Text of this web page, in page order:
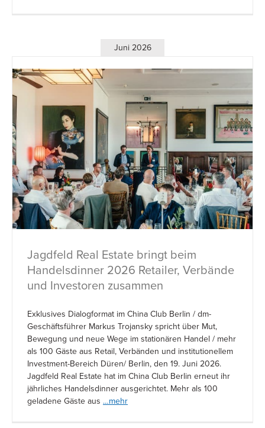
Juni 2026
Jagdfeld Real Estate bringt beim
Handelsdinner 2026 Retailer, Verbände
und Investoren zusammen
Exklusives Dialogformat im China Club Berlin / dm-
Geschäftsführer Markus Trojansky spricht über Mut,
Bewegung und neue Wege im stationären Handel / mehr
als 100 Gäste aus Retail, Verbänden und institutionellem
Investment-Bereich Düren/ Berlin, den 19. Juni 2026.
Jagdfeld Real Estate hat im China Club Berlin erneut ihr
jährliches Handelsdinner ausgerichtet. Mehr als 100
geladene Gäste aus …mehr